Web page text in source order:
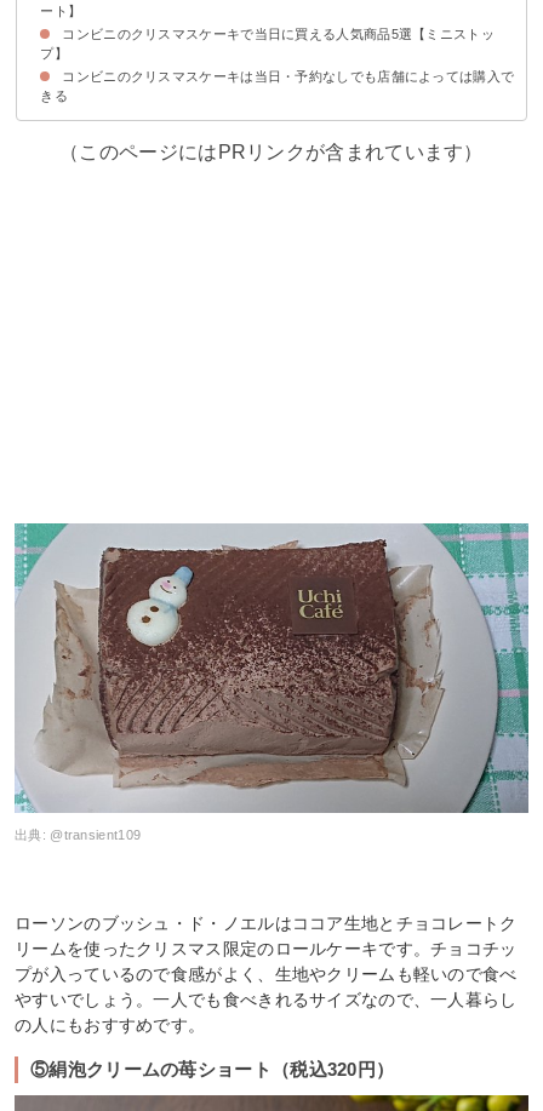
込4800円）
円）
ート】
①ケンズカフェ東京監修 ショコラケーキ（税込2800円）
②上林春松本店監修 宇治抹茶のクリスマスケーキ（税込2500円）
③patisserie KIHACHI監修 ブッシュ・ド・ノエル ノワール（税込3240円）
④ストロベリーケーキ（税込698円）
⑤ちいかわ みんなで雪遊びケーキ（税込3990円）
コンビニのクリスマスケーキで当日に買える人気商品5選【ミニストッ
プ】
①スペシャル苺デコレーション 4号（税込3880円）
②八天堂 苺カスタード・ボンブ（税込2808円）
③丸七製茶監修お濃茶ケーキ（税込2592円）
④ベルギーチョコレートノエル（税込2980円）
⑤ザ・フレーズ 4号（税込2300円）
コンビニのクリスマスケーキは当日・予約なしでも店舗によっては購入で
きる
（このページにはPRリンクが含まれています）
出典: @transient109
ローソンのブッシュ・ド・ノエルはココア生地とチョコレートク
リームを使ったクリスマス限定のロールケーキです。チョコチッ
プが入っているので食感がよく、生地やクリームも軽いので食べ
やすいでしょう。一人でも食べきれるサイズなので、一人暮らし
の人にもおすすめです。
⑤絹泡クリームの苺ショート（税込320円）